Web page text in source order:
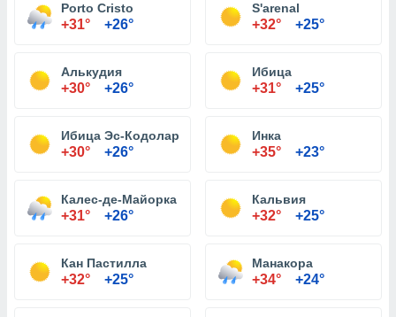
Porto Cristo
+31° +26°
S'arenal
+32° +25°
Алькудия
+30° +26°
Ибица
+31° +25°
Ибица Эс-Кодолар
+30° +26°
Инка
+35° +23°
Калес-де-Майорка
+31° +26°
Кальвия
+32° +25°
Кан Пастилла
+32° +25°
Манакора
+34° +24°